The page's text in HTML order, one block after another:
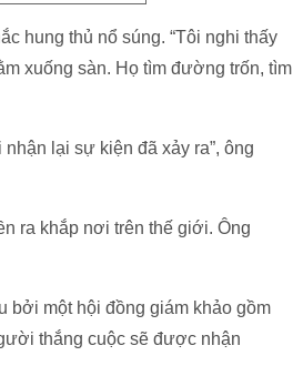
hung thủ nổ súng. “Tôi nghi thấy
xuống sàn. Họ tìm đường trốn, tìm
lại sự kiện đã xảy ra”, ông
ra khắp nơi trên thế giới. Ông
bởi một hội đồng giám khảo gồm
thắng cuộc sẽ được nhận